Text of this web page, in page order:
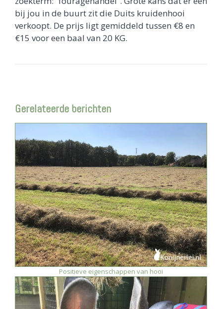
bij jou in de buurt zit die Duits kruidenhooi
verkoopt. De prijs ligt gemiddeld tussen €8 en
€15 voor een baal van 20 KG.
Gerelateerde berichten
Positieve eigenschappen van hooi